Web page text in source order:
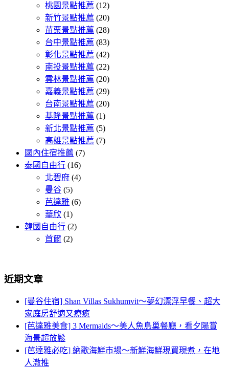
桃園景點推薦 (12)
新竹景點推薦 (20)
苗栗景點推薦 (28)
台中景點推薦 (83)
彰化景點推薦 (42)
南投景點推薦 (22)
雲林景點推薦 (20)
嘉義景點推薦 (29)
台南景點推薦 (20)
基隆景點推薦 (1)
新北景點推薦 (5)
高雄景點推薦 (7)
國內住宿推薦 (7)
泰國自由行 (16)
北碧府 (4)
曼谷 (5)
芭達雅 (6)
華欣 (1)
韓國自由行 (2)
首爾 (2)
近期文章
[曼谷住宿] Shan Villas Sukhumvit～夢幻漂浮早餐、超大
家庭房舒適又療癒
[芭達雅美食] 3 Mermaids～美人魚鳥巢餐廳，看夕陽賞
海景超放鬆
[芭達雅必吃] 納歌海鮮市場～新鮮海鮮現買現煮，在地
人激推